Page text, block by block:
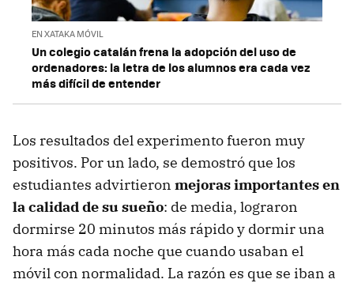
EN XATAKA MÓVIL
Un colegio catalán frena la adopción del uso de
ordenadores: la letra de los alumnos era cada vez
más difícil de entender
Los resultados del experimento fueron muy
positivos. Por un lado, se demostró que los
estudiantes advirtieron mejoras importantes en
la calidad de su sueño: de media, lograron
dormirse 20 minutos más rápido y dormir una
hora más cada noche que cuando usaban el
móvil con normalidad. La razón es que se iban a